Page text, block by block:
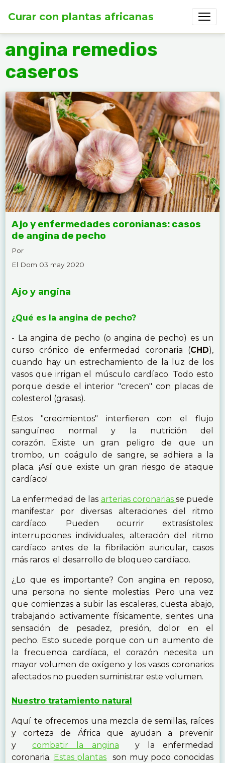
Curar con plantas africanas
angina remedios
caseros
Ajo y enfermedades coronianas: casos
de angina de pecho
Por
El Dom 03 may 2020
Ajo y angina
¿Qué es la angina de pecho?
- La angina de pecho (o angina de pecho) es un
curso crónico de enfermedad coronaria (CHD),
cuando hay un estrechamiento de la luz de los
vasos que irrigan el músculo cardíaco. Todo esto
porque desde el interior "crecen" con placas de
colesterol (grasas).
Estos "crecimientos" interfieren con el flujo
sanguíneo normal y la nutrición del
corazón. Existe un gran peligro de que un
trombo, un coágulo de sangre, se adhiera a la
placa. ¡Así que existe un gran riesgo de ataque
cardíaco!
La enfermedad de las arterias coronarias se puede
manifestar por diversas alteraciones del ritmo
cardíaco. Pueden ocurrir extrasístoles:
interrupciones individuales, alteración del ritmo
cardíaco antes de la fibrilación auricular, casos
más raros: el desarrollo de bloqueo cardíaco.
¿Lo que es importante? Con angina en reposo,
una persona no siente molestias. Pero una vez
que comienzas a subir las escaleras, cuesta abajo,
trabajando activamente físicamente, sientes una
sensación de pesadez, presión, dolor en el
pecho. Esto sucede porque con un aumento de
la frecuencia cardíaca, el corazón necesita un
mayor volumen de oxígeno y los vasos coronarios
afectados no pueden suministrar este volumen.
Nuestro tratamiento natural
Aquí te ofrecemos una mezcla de semillas, raíces
y corteza de África que ayudan a prevenir
ycombatir la angina y la enfermedad
coronaria. Estas plantas son muy poco conocidas